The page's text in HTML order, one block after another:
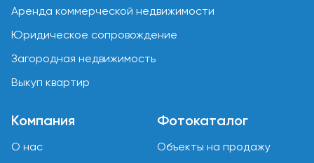
Аренда коммерческой недвижимости
Юридическое сопровождение
Загородная недвижимость
Выкуп квартир
Компания
О нас
Фотокаталог
Объекты на продажу